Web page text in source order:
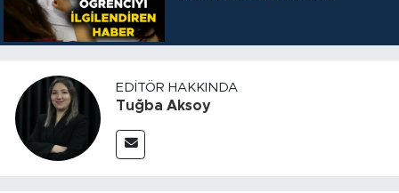
EDITÖR HAKKINDA
Tuğba Aksoy